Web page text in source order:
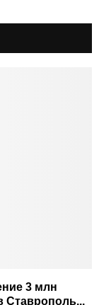
3 млн
Ставрополь...